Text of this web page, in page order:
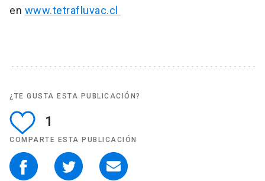
en www.tetrafluvac.cl
¿TE GUSTA ESTA PUBLICACIÓN?
1
COMPARTE ESTA PUBLICACIÓN